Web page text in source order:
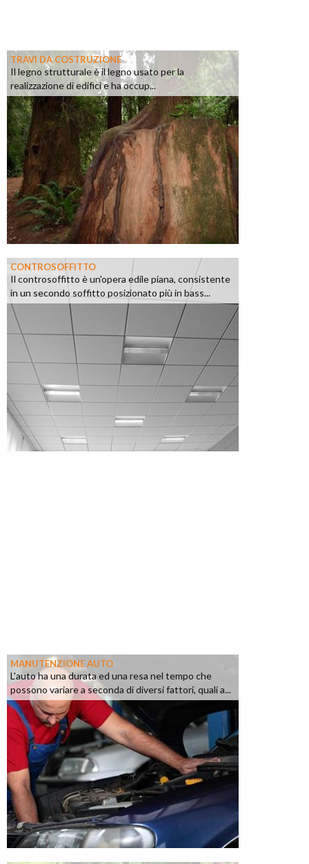
TRAVI DA COSTRUZIONE
Il legno strutturale è il legno usato per la
realizzazione di edifici e ha occup...
CONTROSOFFITTO
Il controsoffitto è un'opera edile piana, consistente
in un secondo soffitto posizionato più in bass...
MANUTENZIONE AUTO
L'auto ha una durata ed una resa nel tempo che
possono variare a seconda di diversi fattori, quali a...